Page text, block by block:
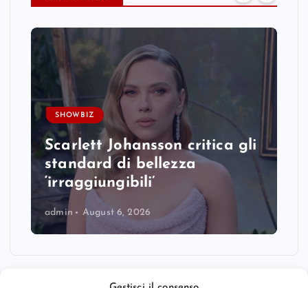
SHOWBIZ
Scarlett Johansson critica gli
standard di bellezza
‘irraggiungibili’
admin August 6, 2026